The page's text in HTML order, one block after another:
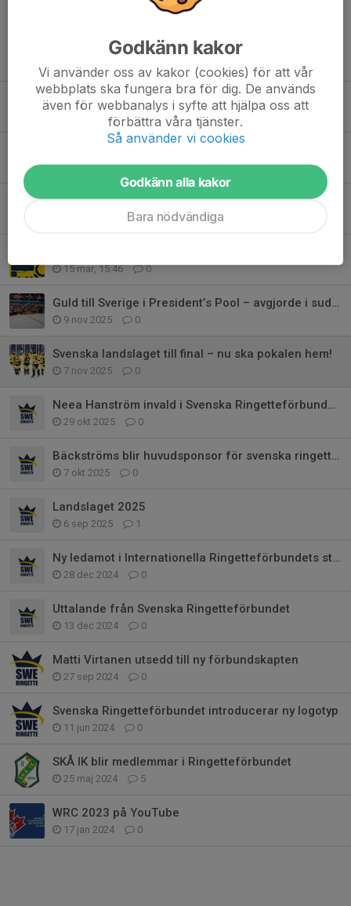
Tidigare nyheter
28 maj, 21:20 0
10 apr, 14:16 0
Domarutbildning 18/4 - Anmäl dig här!
0
15 mar, 15:46 0
Guld till Sverige i President’s Pool – avgjorde i sudden death!
9 nov 2025 0
Svenska landslaget till final – nu ska pokalen hem!
7 nov 2025 0
Neea Hanström invald i Svenska Ringetteförbundets styrelse
29 okt 2025 0
Bäckströms blir huvudsponsor för svenska ringettelandslaget inför VM i Laht
7 okt 2025 0
Landslaget 2025
6 sep 2025 1
Ny ledamot i Internationella Ringetteförbundets styrelse
28 dec 2024 0
Uttalande från Svenska Ringetteförbundet
13 dec 2024 0
Matti Virtanen utsedd till ny förbundskapten
27 sep 2024 0
Svenska Ringetteförbundet introducerar ny logotyp
11 jun 2024 0
SKÅ IK blir medlemmar i Ringetteförbundet
25 maj 2024 5
WRC 2023 på YouTube
17 jan 2024 0
Godkänn kakor
Vi använder oss av kakor (cookies) för att vår
webbplats ska fungera bra för dig. De används
även för webbanalys i syfte att hjälpa oss att
förbättra våra tjänster.
Så använder vi cookies
Godkänn alla kakor
Bara nödvändiga